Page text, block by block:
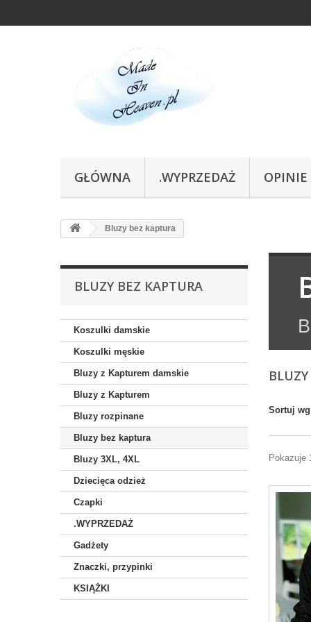
GŁÓWNA .WYPRZEDAŻ OPINIE
Bluzy bez kaptura
BLUZY BEZ KAPTURA
Koszulki damskie
Koszulki męskie
Bluzy z Kapturem damskie
Bluzy z Kapturem
Bluzy rozpinane
Bluzy bez kaptura
Bluzy 3XL, 4XL
Dziecięca odzież
Czapki
.WYPRZEDAŻ
Gadżety
Znaczki, przypinki
KSIĄŻKI
Sortuj wg
Pokazuje